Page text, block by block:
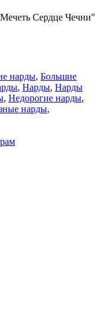
Сердце Чечни"
нарды, Большие
, Нарды, Нарды
, Недорогие нарды,
нарды,